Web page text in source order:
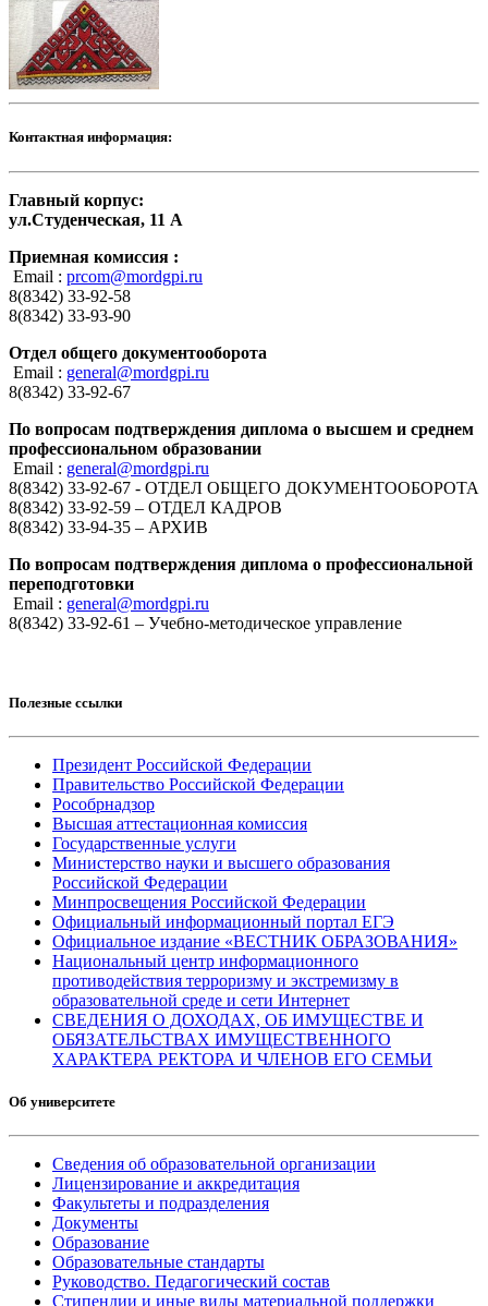
Контактная информация:
Главный корпус:
ул.Студенческая, 11 А
Приемная комиссия :
Email : prcom@mordgpi.ru
8(8342) 33-92-58
8(8342) 33-93-90
Отдел общего документооборота
Email : general@mordgpi.ru
8(8342) 33-92-67
По вопросам подтверждения диплома о высшем и среднем
профессиональном образовании
Email : general@mordgpi.ru
8(8342) 33-92-67 - ОТДЕЛ ОБЩЕГО ДОКУМЕНТООБОРОТА
8(8342) 33-92-59 – ОТДЕЛ КАДРОВ
8(8342) 33-94-35 – АРХИВ
По вопросам подтверждения диплома о профессиональной
переподготовки
Email : general@mordgpi.ru
8(8342) 33-92-61 – Учебно-методическое управление
Полезные ссылки
Президент Российской Федерации
Правительство Российской Федерации
Рособрнадзор
Высшая аттестационная комиссия
Государственные услуги
Министерство науки и высшего образования
Российской Федерации
Минпросвещения Российской Федерации
Официальный информационный портал ЕГЭ
Официальное издание «ВЕСТНИК ОБРАЗОВАНИЯ»
Национальный центр информационного
противодействия терроризму и экстремизму в
образовательной среде и сети Интернет
СВЕДЕНИЯ О ДОХОДАХ, ОБ ИМУЩЕСТВЕ И
ОБЯЗАТЕЛЬСТВАХ ИМУЩЕСТВЕННОГО
ХАРАКТЕРА РЕКТОРА И ЧЛЕНОВ ЕГО СЕМЬИ
Об университете
Сведения об образовательной организации
Лицензирование и аккредитация
Факультеты и подразделения
Документы
Образование
Образовательные стандарты
Руководство. Педагогический состав
Стипендии и иные виды материальной поддержки